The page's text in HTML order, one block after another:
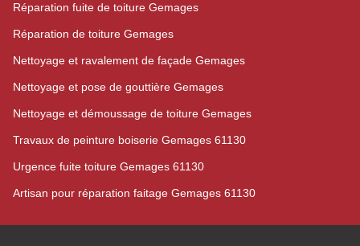
Réparation fuite de toiture Gemages
Réparation de toiture Gemages
Nettoyage et ravalement de façade Gemages
Nettoyage et pose de gouttière Gemages
Nettoyage et démoussage de toiture Gemages
Travaux de peinture boiserie Gemages 61130
Urgence fuite toiture Gemages 61130
Artisan pour réparation faitage Gemages 61130